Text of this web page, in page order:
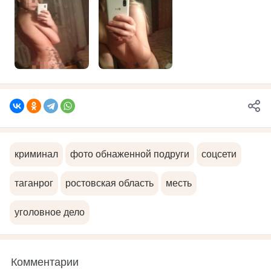
криминал фото обнаженной подруги соцсети
таганрог ростовская область месть
уголовное дело
Комментарии